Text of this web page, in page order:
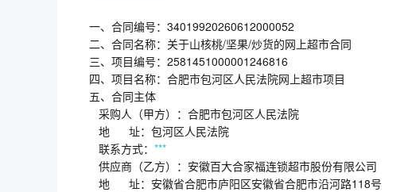
一、合同编号：34019920260612000052
二、合同名称：关于山核桃/坚果/炒货的网上超市
三、项目编号：2581451000001246816
四、项目名称：合肥市包河区人民法院网上超市项
五、合同主体
采购人（甲方）：合肥市包河区人民法院
地 址：包河区人民法院
联系方式： ***
供应商（乙方）：安徽百大合家福连锁超市股份
地 址：安徽省合肥市庐阳区安徽省合肥市沿河